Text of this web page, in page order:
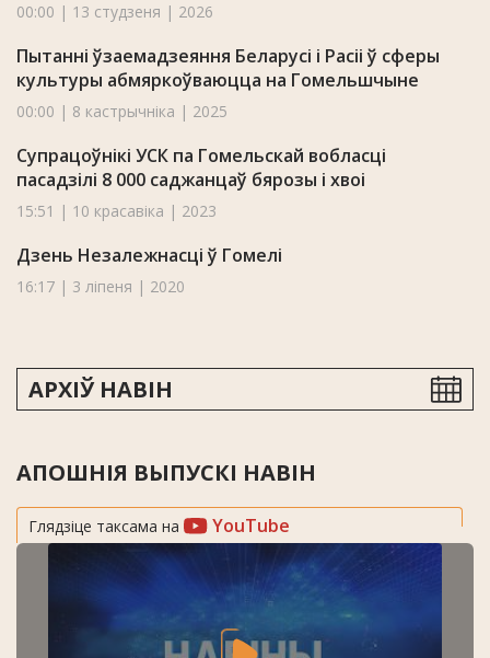
00:00 | 13 студзеня | 2026
Пытанні ўзаемадзеяння Беларусі і Расіі ў сферы
культуры абмяркоўваюцца на Гомельшчыне
00:00 | 8 кастрычніка | 2025
Супрацоўнікі УСК па Гомельскай вобласці
пасадзілі 8 000 саджанцаў бярозы і хвоі
15:51 | 10 красавіка | 2023
Дзень Незалежнасці ў Гомелі
16:17 | 3 ліпеня | 2020
АРХІЎ НАВІН
АПОШНІЯ ВЫПУСКІ НАВІН
Глядзіце таксама на YouTube